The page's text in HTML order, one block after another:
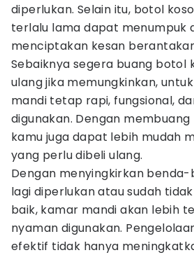
diperlukan. Selain itu, botol
terlalu lama dapat menumpuk
menciptakan kesan
Sebaiknya segera buang botol
ulang jika memungkinkan,
mandi tetap rapi, fungsional,
digunakan. Dengan
kamu juga dapat lebih mudah
yang perlu dibeli ulang.
Dengan menyingkirkan
lagi diperlukan atau sudah
baik, kamar mandi akan lebih
nyaman digunakan.
efektif tidak hanya